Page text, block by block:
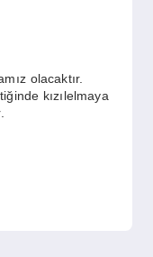
olacaktır.
kızılelmaya